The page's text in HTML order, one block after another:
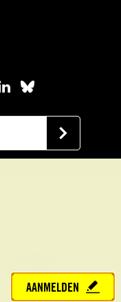
VERSTUUR
AANMELDEN